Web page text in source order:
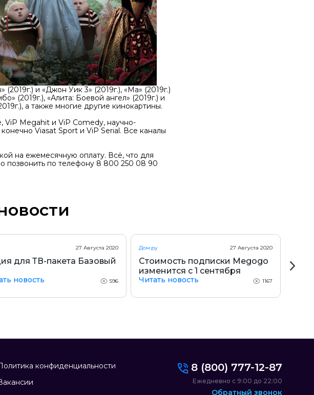
и «Джон Уик 3» (2019г.), «Ма» (2019г.)
(2019г.), «Алита: Боевой ангел» (2019г.) и
а также многие другие кинокартины.
ViP Megahit и ViP Comedy, научно-
Viasat Sport и ViP Serial. Все каналы
на ежемесячную оплату. Всё, что для
позвонить по телефону 8 800 250 08 90
27 Августа 2020
для ТВ-пакета Базовый
новость 596
Дом.ру 27 Августа 2020
Стоимость подписки Megogo
изменится с 1 сентября
Читать новость 1167
конфиденциальности
8 (800) 777-12-87
Ежедневно с 9:00 до 22:00
Обратный звонок